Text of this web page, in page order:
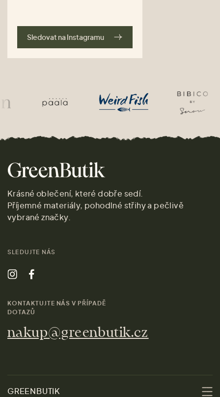
Sledovat na Instagramu
Krásné oblečení, které dobře sedí.
Příjemné materiály, pohodlné střihy a pečlivě
vybrané značky.
SLEDUJTE NÁS
KONTAKTUJTE NÁS V PŘÍPADĚ
DOTAZŮ
nakup@greenbutik.cz
GREENBUTIK